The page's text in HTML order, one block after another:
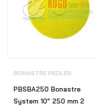
BONASTRE PEDLER
PBSBA250 Bonastre
System 10” 250 mm 2